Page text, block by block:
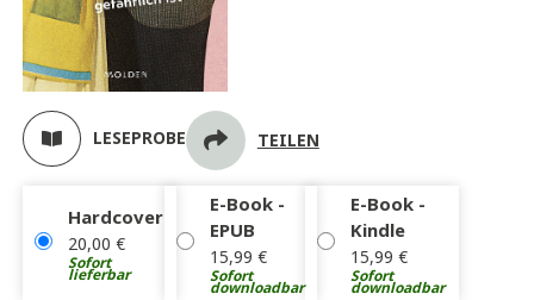
LESEPROBE TEILEN
Hardcover
20,00 €
Sofort
lieferbar
E-Book -
EPUB
15,99 €
Sofort
downloadbar
E-Book -
Kindle
15,99€
Sofort
downloadbar